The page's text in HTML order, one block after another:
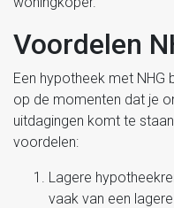
Voordelen
Een hypotheek met NHG
op de momenten dat je
uitdagingen komt te
voordelen:
Lagere
vaak van een